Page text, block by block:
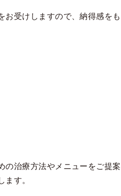
お受けしますので、納得感をも
の治療方法やメニューをご提案
す。